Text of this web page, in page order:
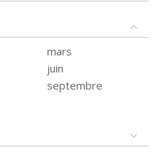
mars
juin
septembre